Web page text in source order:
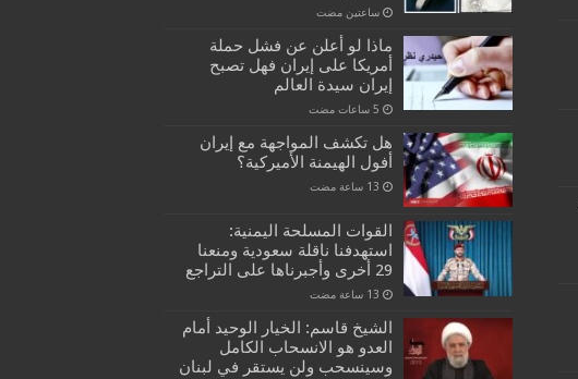
‏ساعتين مضت
ماذا لو أعلن عن فشل حملة
أمريكا على إيران فهل تصبح
إيران سيدة العالم
هل تكشف المواجهة مع إيران
أفول الهيمنة الأميركية؟
القوات المسلحة اليمنية:
استهدفنا ناقلة سعودية ومنعنا
29 أخرى وأجبرناها على التراجع
الشيخ قاسم: الخيار الوحيد أمام
العدو هو الانسحاب الكامل
وسينسحب ولن يستقر في لبنان